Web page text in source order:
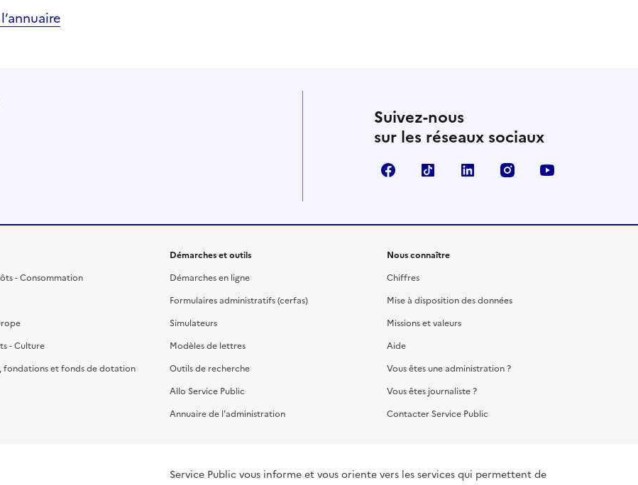
Suivez-nous
sur les réseaux sociaux
FacebookTikTok LinkedIn Instagram
- Consommation
- Culture
fondations et fonds de dotation
Démarches et outils
Démarches en ligne
Formulaires administratifs (cerfas)
Simulateurs
Modèles de lettres
Outils de recherche
Allo Service Public
Annuaire de l'administration
Nous connaître
Chiffres
Mise à disposition des données
Missions et valeurs
Aide
Vous êtes une administration ?
Vous êtes journaliste ?
Contacter Service Public
Service Public vous informe et vous oriente vers les services qui permettent de